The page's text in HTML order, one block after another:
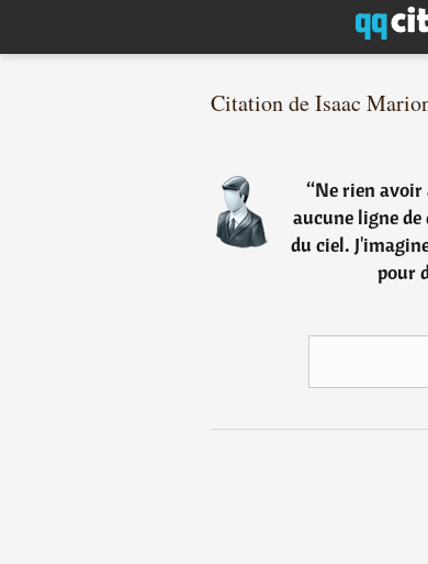
Citation de Isaac
“Ne rien avoir
aucune ligne
du ciel.
pour